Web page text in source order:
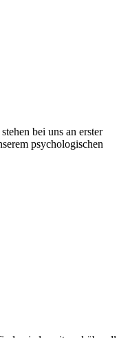
bei uns an erster
psychologischen